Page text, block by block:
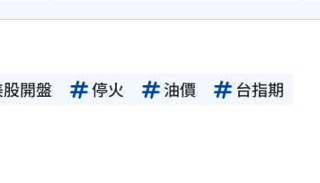
股開盤 停火 油價 台指期